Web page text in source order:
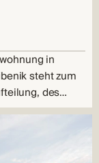
in
steht zum
des…